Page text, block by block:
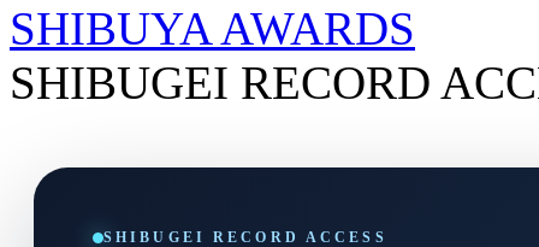
SHIBUYA AWARDS
SHIBUGEI RECORD
SHIBUGEI RECORD ACCESS